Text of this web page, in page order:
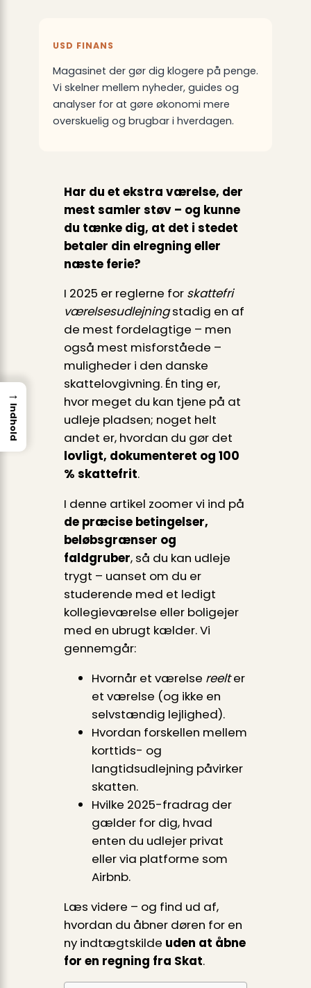
USD FINANS
Magasinet der gør dig klogere på penge.
Vi skelner mellem nyheder, guides og
analyser for at gøre økonomi mere
overskuelig og brugbar i hverdagen.
Har du et ekstra værelse, der
mest samler støv – og kunne
du tænke dig, at det i stedet
betaler din elregning eller
næste ferie?
I 2025 er reglerne for skattefri
værelsesudlejningstadig en af
de mest fordelagtige – men
også mest misforståede –
muligheder i den danske
skattelovgivning. Én ting er,
hvor meget du kan tjene på at
udleje pladsen; noget helt
andet er, hvordan du gør det
lovligt, dokumenteret og 100
% skattefrit.
I denne artikel zoomer vi ind på
de præcise betingelser,
beløbsgrænser og
faldgruber, så du kan udleje
trygt – uanset om du er
studerende med et ledigt
kollegieværelse eller boligejer
med en ubrugt kælder. Vi
gennemgår:
Hvornår et værelse reelter
et værelse (og ikke en
selvstændig lejlighed).
Hvordan forskellen mellem
korttids- og
langtidsudlejning påvirker
skatten.
Hvilke 2025-fradrag der
gælder for dig, hvad
enten du udlejer privat
eller via platforme som
Airbnb.
Læs videre – og find ud af,
hvordan du åbner døren for en
ny indtægtskilde uden at åbne
for en regning fra Skat.
→
Indhold